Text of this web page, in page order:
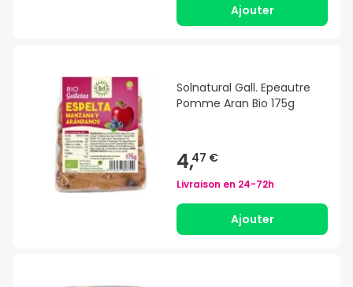
Ajouter
Solnatural Gall. Epeautre
Pomme Aran Bio 175g
4,47 €
Livraison en 24-72h
Ajouter